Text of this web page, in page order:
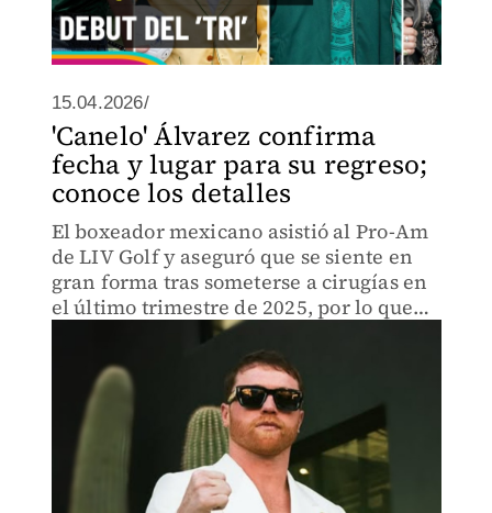
15.04.2026/
'Canelo' Álvarez confirma
fecha y lugar para su regreso;
conoce los detalles
El boxeador mexicano asistió al Pro-Am
de LIV Golf y aseguró que se siente en
gran forma tras someterse a cirugías en
el último trimestre de 2025, por lo que
ya negocia para su vuelta al ring